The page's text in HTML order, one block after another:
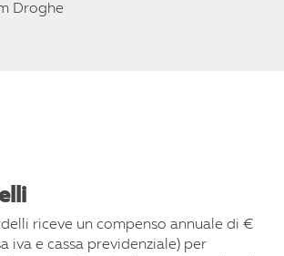
Droghe
riceve un compenso annuale di €
iva e cassa previdenziale) per